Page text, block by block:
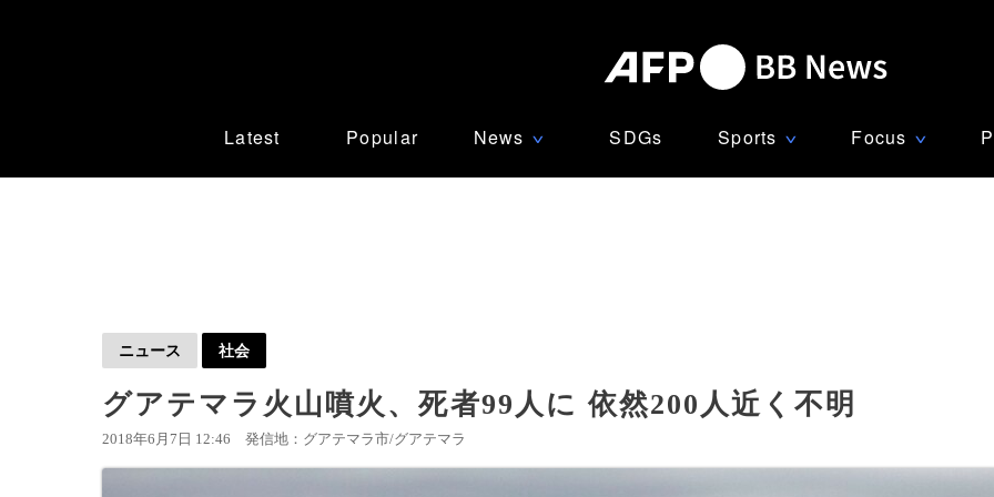
Latest Popular News ∨ SDGs Sports ∨ Focus ∨
ニュース 社会
グアテマラ火山噴火、死者99人に 依然200人近く不明
2018年6月7日 12:46 発信地：グアテマラ市/グアテマラ